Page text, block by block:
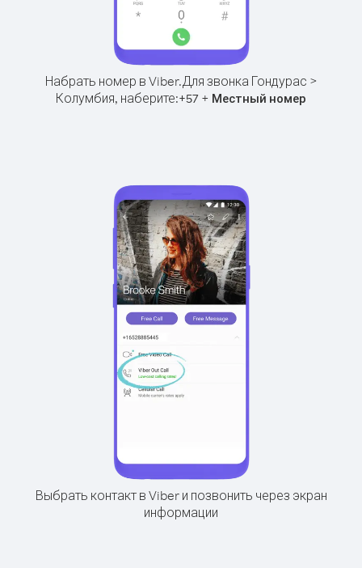
Набрать номер в Viber.Для звонка Гондурас >
Колумбия, наберите:+57 + Местный номер
Выбрать контакт в Viber и позвонить через экран
информации